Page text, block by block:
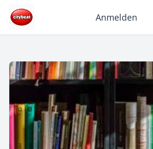
Anmelden